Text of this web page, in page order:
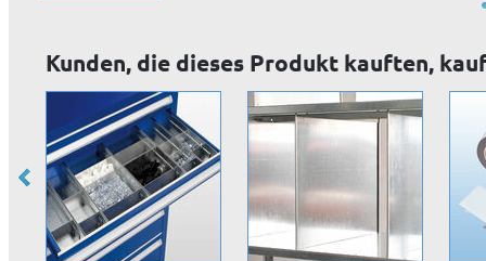
Kunden, die dieses Produkt kauften,